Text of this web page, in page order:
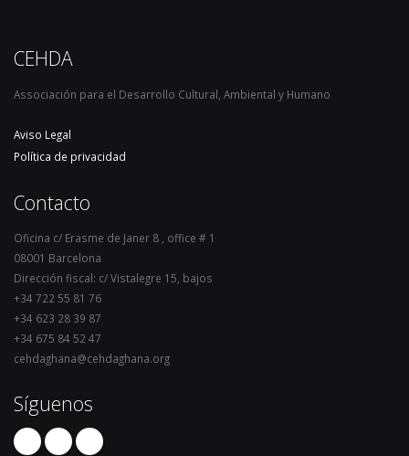
CEHDA
Associación para el Desarrollo Cultural, Ambiental y Humano
Aviso Legal
Política de privacidad
Contacto
Oficina c/ Erasme de Janer 8 , office # 1
08001 Barcelona
Dirección fiscal: c/ Vistalegre 15, bajos
+34 722 55 81 76
+34 623 28 39 87
+34 675 84 52 47
cehdaghana@cehdaghana.org
Síguenos